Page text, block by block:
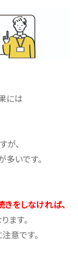
には
が、
多いです。
をしなければ、
ます。
意です。